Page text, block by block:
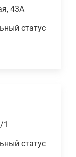
43А
статус
1
статус